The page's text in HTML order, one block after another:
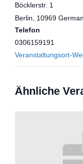
Böcklerstr. 1
Berlin
10969
Telefon
0306159191
Veranstaltungsort-
Ähnliche